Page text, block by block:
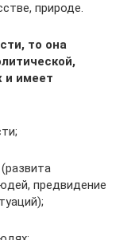
природе.
то она
и имеет
предвидение